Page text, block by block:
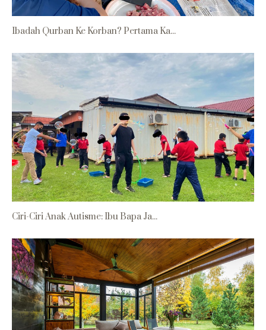
Ibadah Qurban Ke Korban? Pertama Ka...
Ciri-Ciri Anak Autisme: Ibu Bapa Ja...